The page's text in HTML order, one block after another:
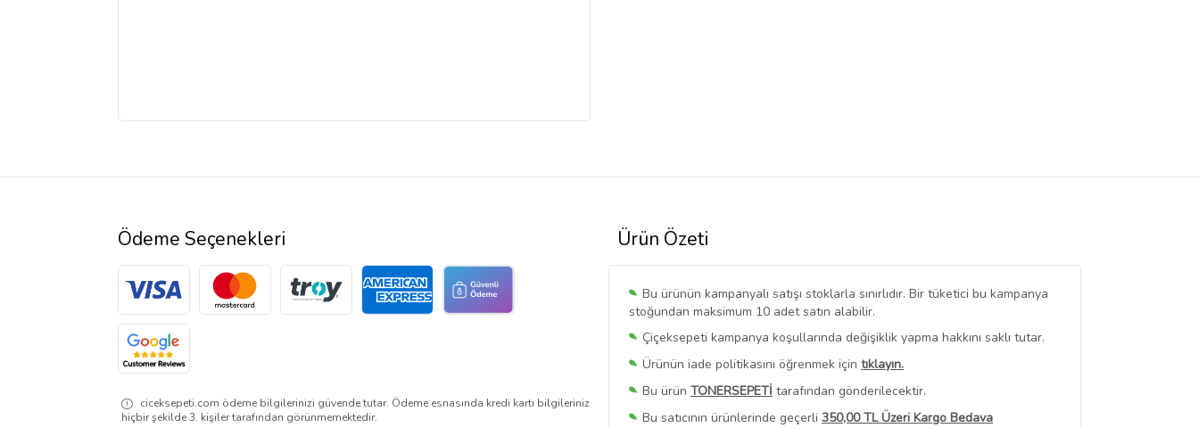
Ürün Özeti
Bu ürünün kampanyalı satışı stoklarla sınırlıdır. Bir tüketici bu kampanya
stoğundan maksimum 10 adet satın alabilir.
Çiçeksepeti kampanya koşullarında değişiklik yapma hakkını saklı tutar.
Ürünün iade politikasını öğrenmek için tıklayın.
Bu ürün TONERSEPETİ tarafından gönderilecektir.
Bu satıcının ürünlerinde geçerli 350,00 TL Üzeri Kargo Bedava
Ödeme Seçenekleri
ciceksepeti.com ödeme bilgilerinizi güvende tutar. Ödeme esnasında kredi kartı bilgileriniz
hiçbir şekilde 3. kişiler tarafından görünmemektedir.